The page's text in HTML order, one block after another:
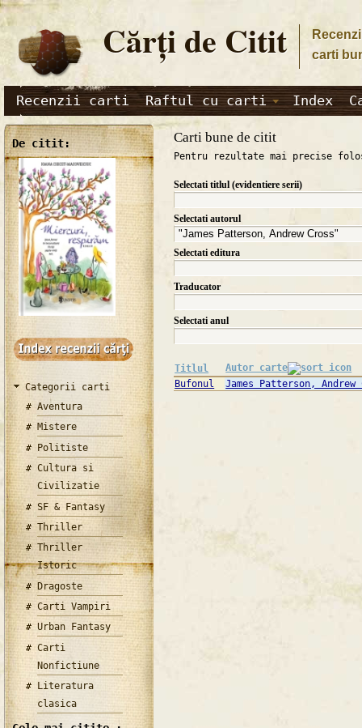
Cărţi de Citit
carti
Recenzii carti Raftul cu carti Index
De citit:
Categorii carti
Aventura
Mistere
Politiste
Cultura si
Civilizatie
SF & Fantasy
Thriller
Thriller
Istoric
Dragoste
Carti Vampiri
Urban Fantasy
Carti
Nonfictiune
Literatura
clasica
Carti bune de citit
Pentru rezultate mai precise
Selectati titlul (evidentiere serii)
Selectati autorul
Selectati editura
Traducator
Selectati anul
Titlul
Autor carte
Bufonul
James Patterson, Andrew